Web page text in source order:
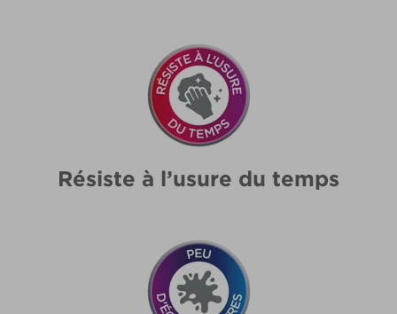
Résiste à l’usure du temps